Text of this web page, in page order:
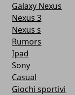
Galaxy Nexus
Nexus 3
Nexus s
Rumors
Ipad
Sony
Casual
Giochi sportivi